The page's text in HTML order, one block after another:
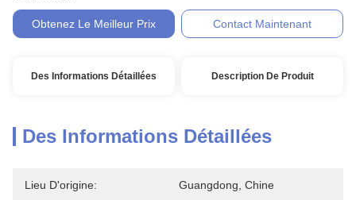
Obtenez Le Meilleur Prix Contact Maintenant
Des Informations Détaillées Description De Produit
Des Informations Détaillées
Lieu D'origine: Guangdong, Chine